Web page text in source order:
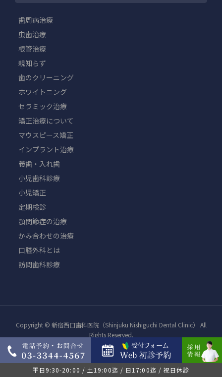
歯周病治療
虫歯治療
根管治療
親知らず
歯のクリーニング
ホワイトニング
セラミック治療
矯正治療について
マウスピース矯正
インプラント治療
義歯・入れ歯
小児歯科診療
小児矯正
定期検診
顎関節症の治療
かみ合わせの治療
口腔外科とは
訪問歯科診療
Copyright © 新宿西口歯科医院（Shinjuku Nishiguchi Dental Clinic） All
Rights Reserved.
平日9:30-20:00 / 土19:00迄 / 日17:00迄 / 祝日休診